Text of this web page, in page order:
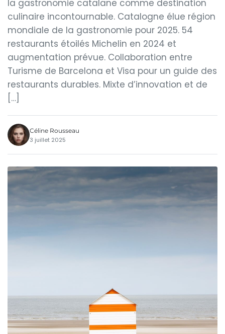
la gastronomie catalane comme destination
culinaire incontournable. Catalogne élue région
mondiale de la gastronomie pour 2025. 54
restaurants étoilés Michelin en 2024 et
augmentation prévue. Collaboration entre
Turisme de Barcelona et Visa pour un guide des
restaurants durables. Mixte d’innovation et de
[…]
Céline Rousseau
3 juillet 2025